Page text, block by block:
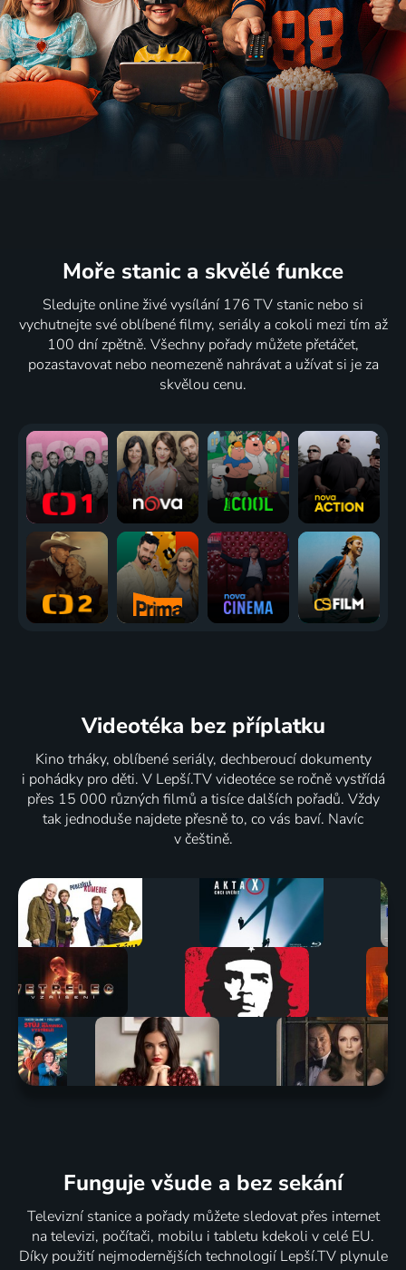
Moře stanic a skvělé funkce
Sledujte online živé vysílání 176 TV stanic nebo si
vychutnejte své oblíbené filmy, seriály a cokoli mezi tím až
100 dní zpětně. Všechny pořady můžete přetáčet,
pozastavovat nebo neomezeně nahrávat a užívat si je za
skvělou cenu.
Videotéka bez příplatku
Kino trháky, oblíbené seriály, dechberoucí dokumenty
i pohádky pro děti. V Lepší.TV videotéce se ročně vystřídá
přes 15 000 různých filmů a tisíce dalších pořadů. Vždy
tak jednoduše najdete přesně to, co vás baví. Navíc
v češtině.
Funguje všude a bez sekání
Televizní stanice a pořady můžete sledovat přes internet
na televizi, počítači, mobilu i tabletu kdekoli v celé EU.
Díky použití nejmodernějších technologií Lepší.TV plynule